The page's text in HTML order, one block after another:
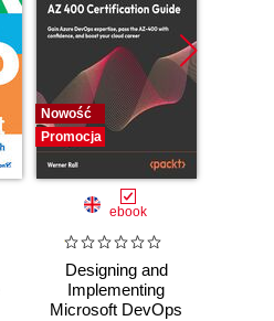
Nowość
Promocja
ebook
Designing and
Implementing
Microsoft DevOps